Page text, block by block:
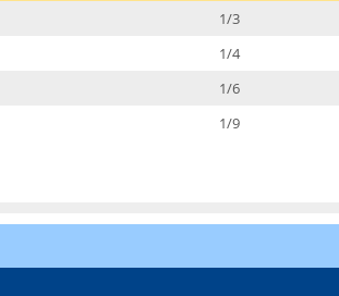
1/3
1/4
1/6
1/9